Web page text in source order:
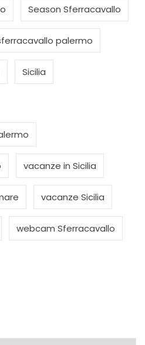
Season Sferracavallo
palermo
Sicilia
vacanze in Sicilia
vacanze Sicilia
webcam Sferracavallo